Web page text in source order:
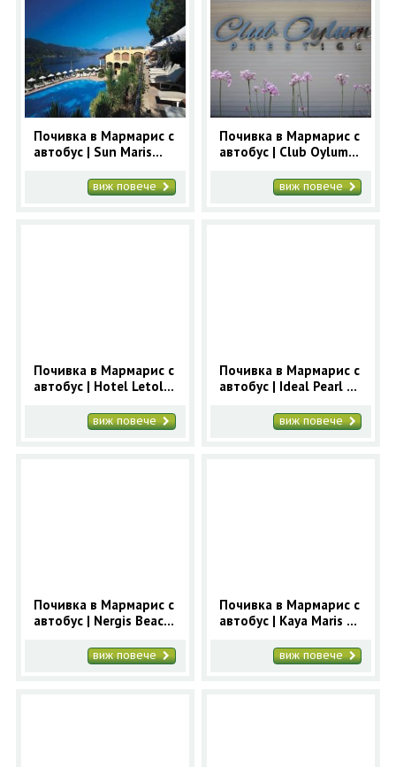
Почивка в Мармарис с
автобус | Sun Maris
ранни записвания
Мармарис
виж повече
Почивка в Мармарис с
автобус | Club Oylum
записвания Мармарис
виж повече
Почивка в Мармарис с
автобус | Hotel Letolie
Мармарисвиж повече
Почивка в Мармарис с
автобус | Ideal Pearl 4*
Мармарисвиж повече
Почивка в Мармарис с
автобус | Nergis Beach
Мармарисвиж повече
Почивка в Мармарис с
автобус | Kaya Maris 4*
Мармарисвиж повече